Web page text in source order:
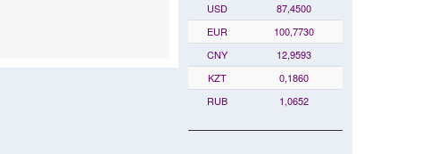
USD
87,4500
EUR
100,7730
CNY
12,9593
KZT
0,1860
RUB
1,0652